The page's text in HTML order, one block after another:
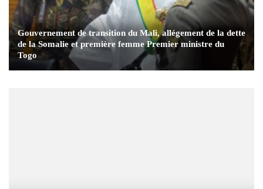
Gouvernement de transition du Mali, allégement de la dette
de la Somalie et première femme Premier ministre du
Togo